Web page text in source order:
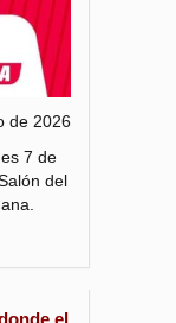
de 2026
7 de
del
el